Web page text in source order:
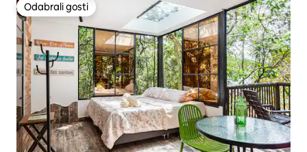
Odabrali gosti
Odabrali gosti